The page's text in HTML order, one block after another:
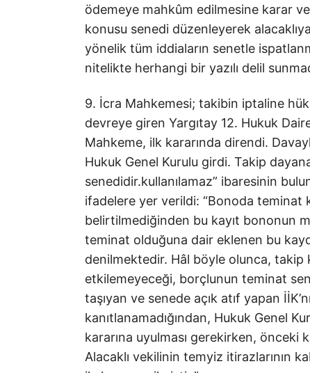
ödemeye mahkûm edilmesine karar
konusu senedi düzenleyerek
yönelik tüm iddiaların senetle
nitelikte herhangi bir yazılı delil
9. İcra Mahkemesi; takibin iptaline
devreye giren Yargıtay 12. Hukuk
Mahkeme, ilk kararında direndi.
Hukuk Genel Kurulu girdi. Takip
senedidir.kullanılamaz” ibaresinin
ifadelere yer verildi: “Bonoda teminat
belirtilmediğinden bu kayıt bononun
teminat olduğuna dair eklenen bu
denilmektedir. Hâl böyle olunca, takip
etkilemeyeceği, borçlunun teminat
taşıyan ve senede açık atıf yapan
kanıtlanamadığından, Hukuk Genel
kararına uyulması gerekirken, önceki
Alacaklı vekilinin temyiz itirazlarının